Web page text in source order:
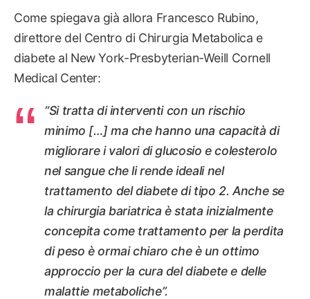
Come spiegava già allora Francesco Rubino,
direttore del Centro di Chirurgia Metabolica e
diabete al New York-Presbyterian-Weill Cornell
Medical Center:
“Si tratta di interventi con un rischio
minimo […] ma che hanno una capacità di
migliorare i valori di glucosio e colesterolo
nel sangue che li rende ideali nel
trattamento del diabete di tipo 2. Anche se
la chirurgia bariatrica è stata inizialmente
concepita come trattamento per la perdita
di peso è ormai chiaro che è un ottimo
approccio per la cura del diabete e delle
malattie metaboliche”.